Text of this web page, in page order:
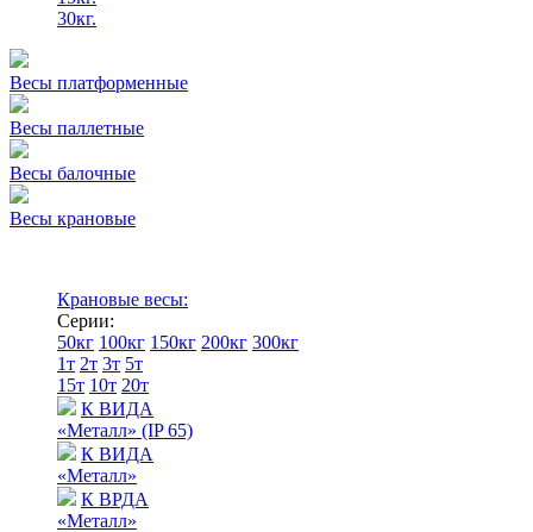
30кг.
Весы платформенные
Весы паллетные
Весы балочные
Весы крановые
Крановые весы:
Серии:
50кг 100кг 150кг 200кг 300кг
1т 2т 3т 5т
15т 10т 20т
К ВИДА
«Металл» (IP 65)
К ВИДА
«Металл»
К ВРДА
«Металл»